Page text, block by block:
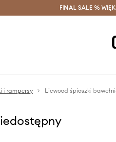
Oszczędzaj z Answear Club >
FINAL SALE %
i rampersy